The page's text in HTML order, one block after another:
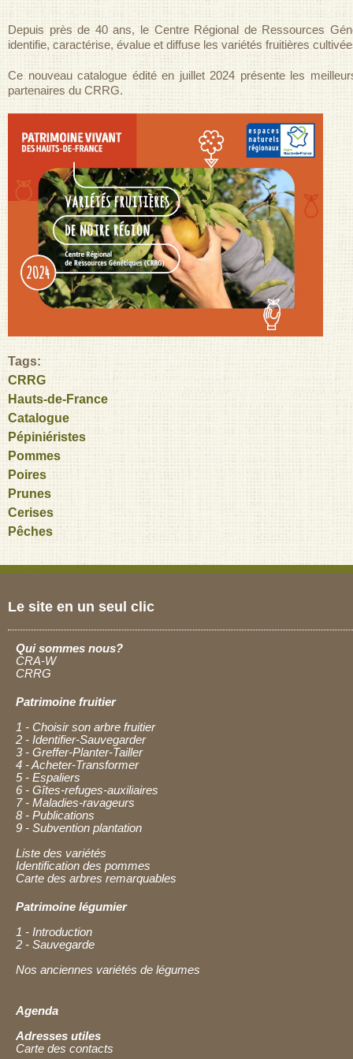
Depuis près de 40 ans, le Centre Régional de Ressources
identifie, caractérise, évalue et diffuse les variétés fruitières
Ce nouveau catalogue édité en juillet 2024 présente les
partenaires du CRRG.
Tags:
CRRG
Hauts-de-France
Catalogue
Pépiniéristes
Pommes
Poires
Prunes
Cerises
Pêches
Le site en un seul clic
Qui sommes nous?
CRA-W
CRRG
Patrimoine fruitier
1 - Choisir son arbre fruitier
2 - Identifier-Sauvegarder
3 - Greffer-Planter-Tailler
4 - Acheter-Transformer
5 - Espaliers
6 - Gîtes-refuges-auxiliaires
7 - Maladies-ravageurs
8 - Publications
9 - Subvention plantation
Liste des variétés
Identification des pommes
Carte des arbres remarquables
Patrimoine légumier
1 - Introduction
2 - Sauvegarde
Nos anciennes variétés de légumes
Agenda
Adresses utiles
Carte des contacts